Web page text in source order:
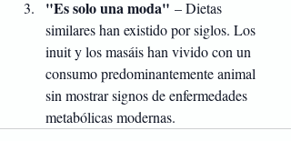
"Es solo una moda" – Dietas
similares han existido por siglos. Los
inuit y los masáis han vivido con un
consumo predominantemente animal
sin mostrar signos de enfermedades
metabólicas modernas.